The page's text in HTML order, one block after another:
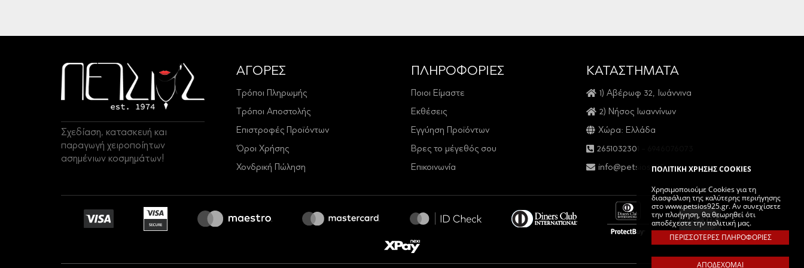
ΠΟΛΙΤΙΚΗ ΧΡΗΣΗΣ COOKIES
Χρησιμοποιούμε Cookies για τη
διασφάλιση της καλύτερης περιήγησης
στο www.petsios925.gr. Αν συνεχίσετε
την πλοήγηση, θα θεωρηθεί ότι
αποδέχεστε την πολιτική μας.
ΠΕΡΙΣΣΟΤΕΡΕΣ ΠΛΗΡΟΦΟΡΙΕΣ
ΑΠΟΔΕΧΟΜΑΙ
Σχεδίαση, κατασκευή και
παραγωγή χειροποίητων
ασημένιων κοσμημάτων!
ΑΓΟΡΕΣ
Τρόποι Πληρωμής
Τρόποι Αποστολής
Επιστροφές Προϊόντων
Όροι Χρήσης
Χονδρική Πώληση
ΠΛΗΡΟΦΟΡΙΕΣ
Ποιοι Είμαστε
Εκθέσεις
Εγγύηση Προϊόντων
Βρες το μέγεθός σου
Επικοινωνία
ΚΑΤΑΣΤΗΜΑΤΑ
1) Αβέρωφ 32, Ιωάννινα
2) Νήσος Ιωαννίνων
Χώρα: Ελλάδα
2651032301
info@petsios925.gr